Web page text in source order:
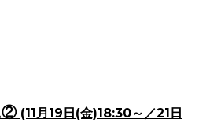
②(11月19日(金)18:30～／21日